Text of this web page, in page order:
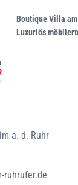
Boutique Villa
Luxuriös
a. d. Ruhr
ruhrufer.de